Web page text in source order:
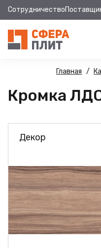
Сотрудничество
Главная
Кромка
Декор